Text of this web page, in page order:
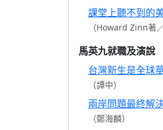
課堂上聽不到的
（Howard Zinn著
馬英九就職及演說
台灣新生是全球
（譚中）
兩岸問題最終解
（鄭海麟）